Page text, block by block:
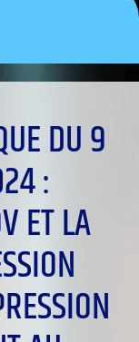
DU 9
:
ET LA